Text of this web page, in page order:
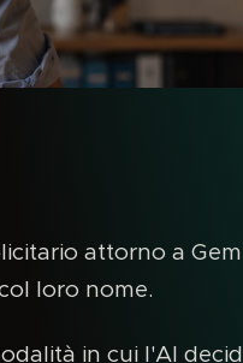
attorno a
loro nome.
in cui l'AI